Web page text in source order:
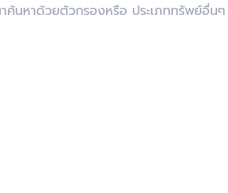
ค้นหาด้วยตัวกรองหรือ ประเภททรัพย์อื่น